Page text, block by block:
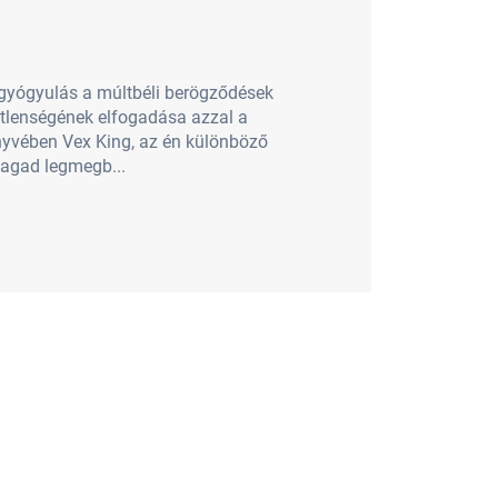
a múltbéli berögződések
elfogadása azzal a
Vex King, az én különböző
legmegb...